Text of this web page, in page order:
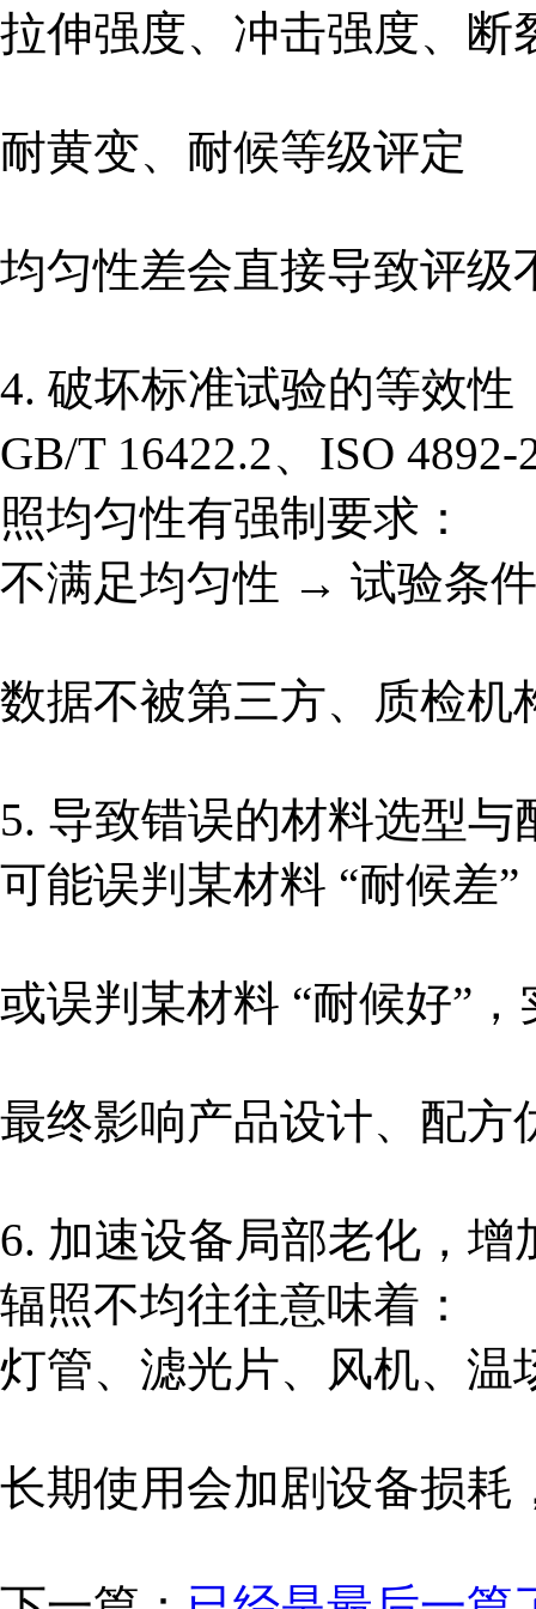
拉伸强度、冲击强度、断
耐黄变、耐候等级评定
均匀性差会直接导致评级
4. 破坏标准试验的等效性
GB/T 16422.2、ISO
照均匀性有强制要求：
不满足均匀性 → 试验条
数据不被第三方、质检机
5. 导致错误的材料选型与
可能误判某材料 “耐候差
或误判某材料 “耐候好”
最终影响产品设计、配方
6. 加速设备局部老化，增
辐照不均往往意味着：
灯管、滤光片、风机、温
长期使用会加剧设备损耗